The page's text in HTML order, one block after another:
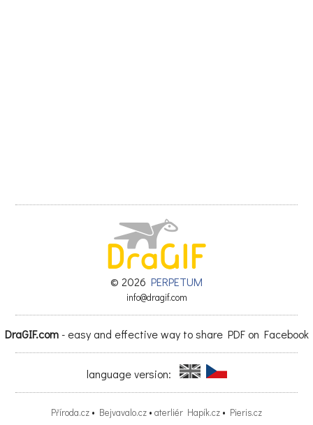
© 2026 PERPETUM
info@dragif.com
DraGIF.com- easy and effective way to share PDF on Facebook
language version:
Příroda.cz • Bejvavalo.cz • aterliér Hapík.cz • Pieris.cz